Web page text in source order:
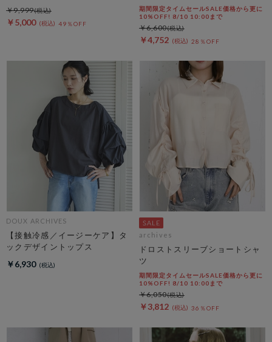
￥5,000 49％OFF
￥9,999
期間限定タイムセールSALE価格から更に
10%OFF! 8/10 10:00まで
￥4,752 28％OFF
￥6,600
DOUX ARCHIVES
【接触冷感／イージーケア】タ
ックデザイントップス
￥6,930
archives
ドロストスリーブショートシャ
ツ
期間限定タイムセールSALE価格から更に
10%OFF! 8/10 10:00まで
￥3,812 36％OFF
￥6,050